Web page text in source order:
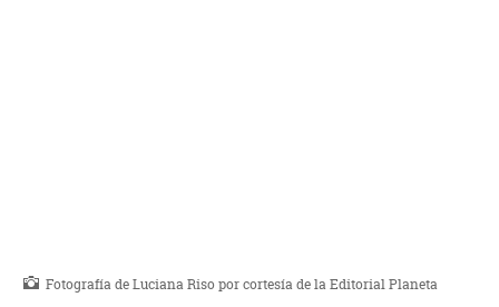
Fotografía de Luciana Riso por cortesía de la Editorial Planeta